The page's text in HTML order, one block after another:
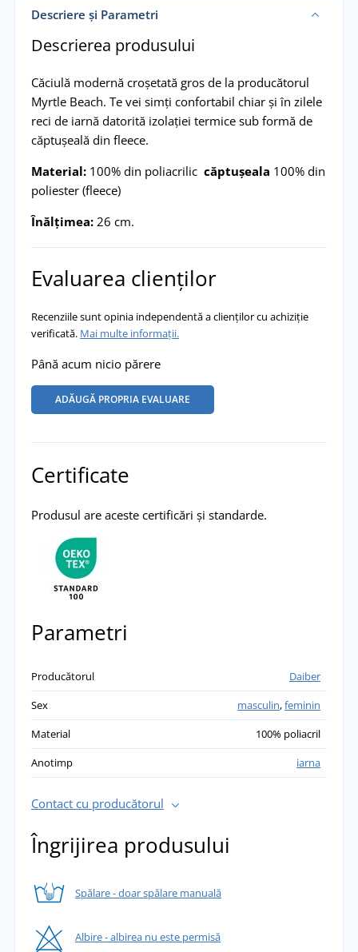
Descriere și Parametri
Descrierea produsului
Căciulă modernă croșetată gros de la producătorul
Myrtle Beach. Te vei simți confortabil chiar și în zilele
reci de iarnă datorită izolației termice sub formă de
căptușeală din fleece.
Material:100% din poliacriliccăptușeala 100% din
poliester (fleece)
Înălțimea:26 cm.
Evaluarea clienților
Recenziile sunt opinia independentă a clienților cu achiziție
verificată. Mai multe informații.
Până acum nicio părere
ADĂUGĂ PROPRIA EVALUARE
Certificate
Produsul are aceste certificări și standarde.
Parametri
Producătorul
Daiber
Sex
masculin,feminin
Material
100% poliacril
Anotimp
iarna
Contact cu producătorul
Îngrijirea produsului
Spălare - doar spălare manuală
Albire - albirea nu este permisă